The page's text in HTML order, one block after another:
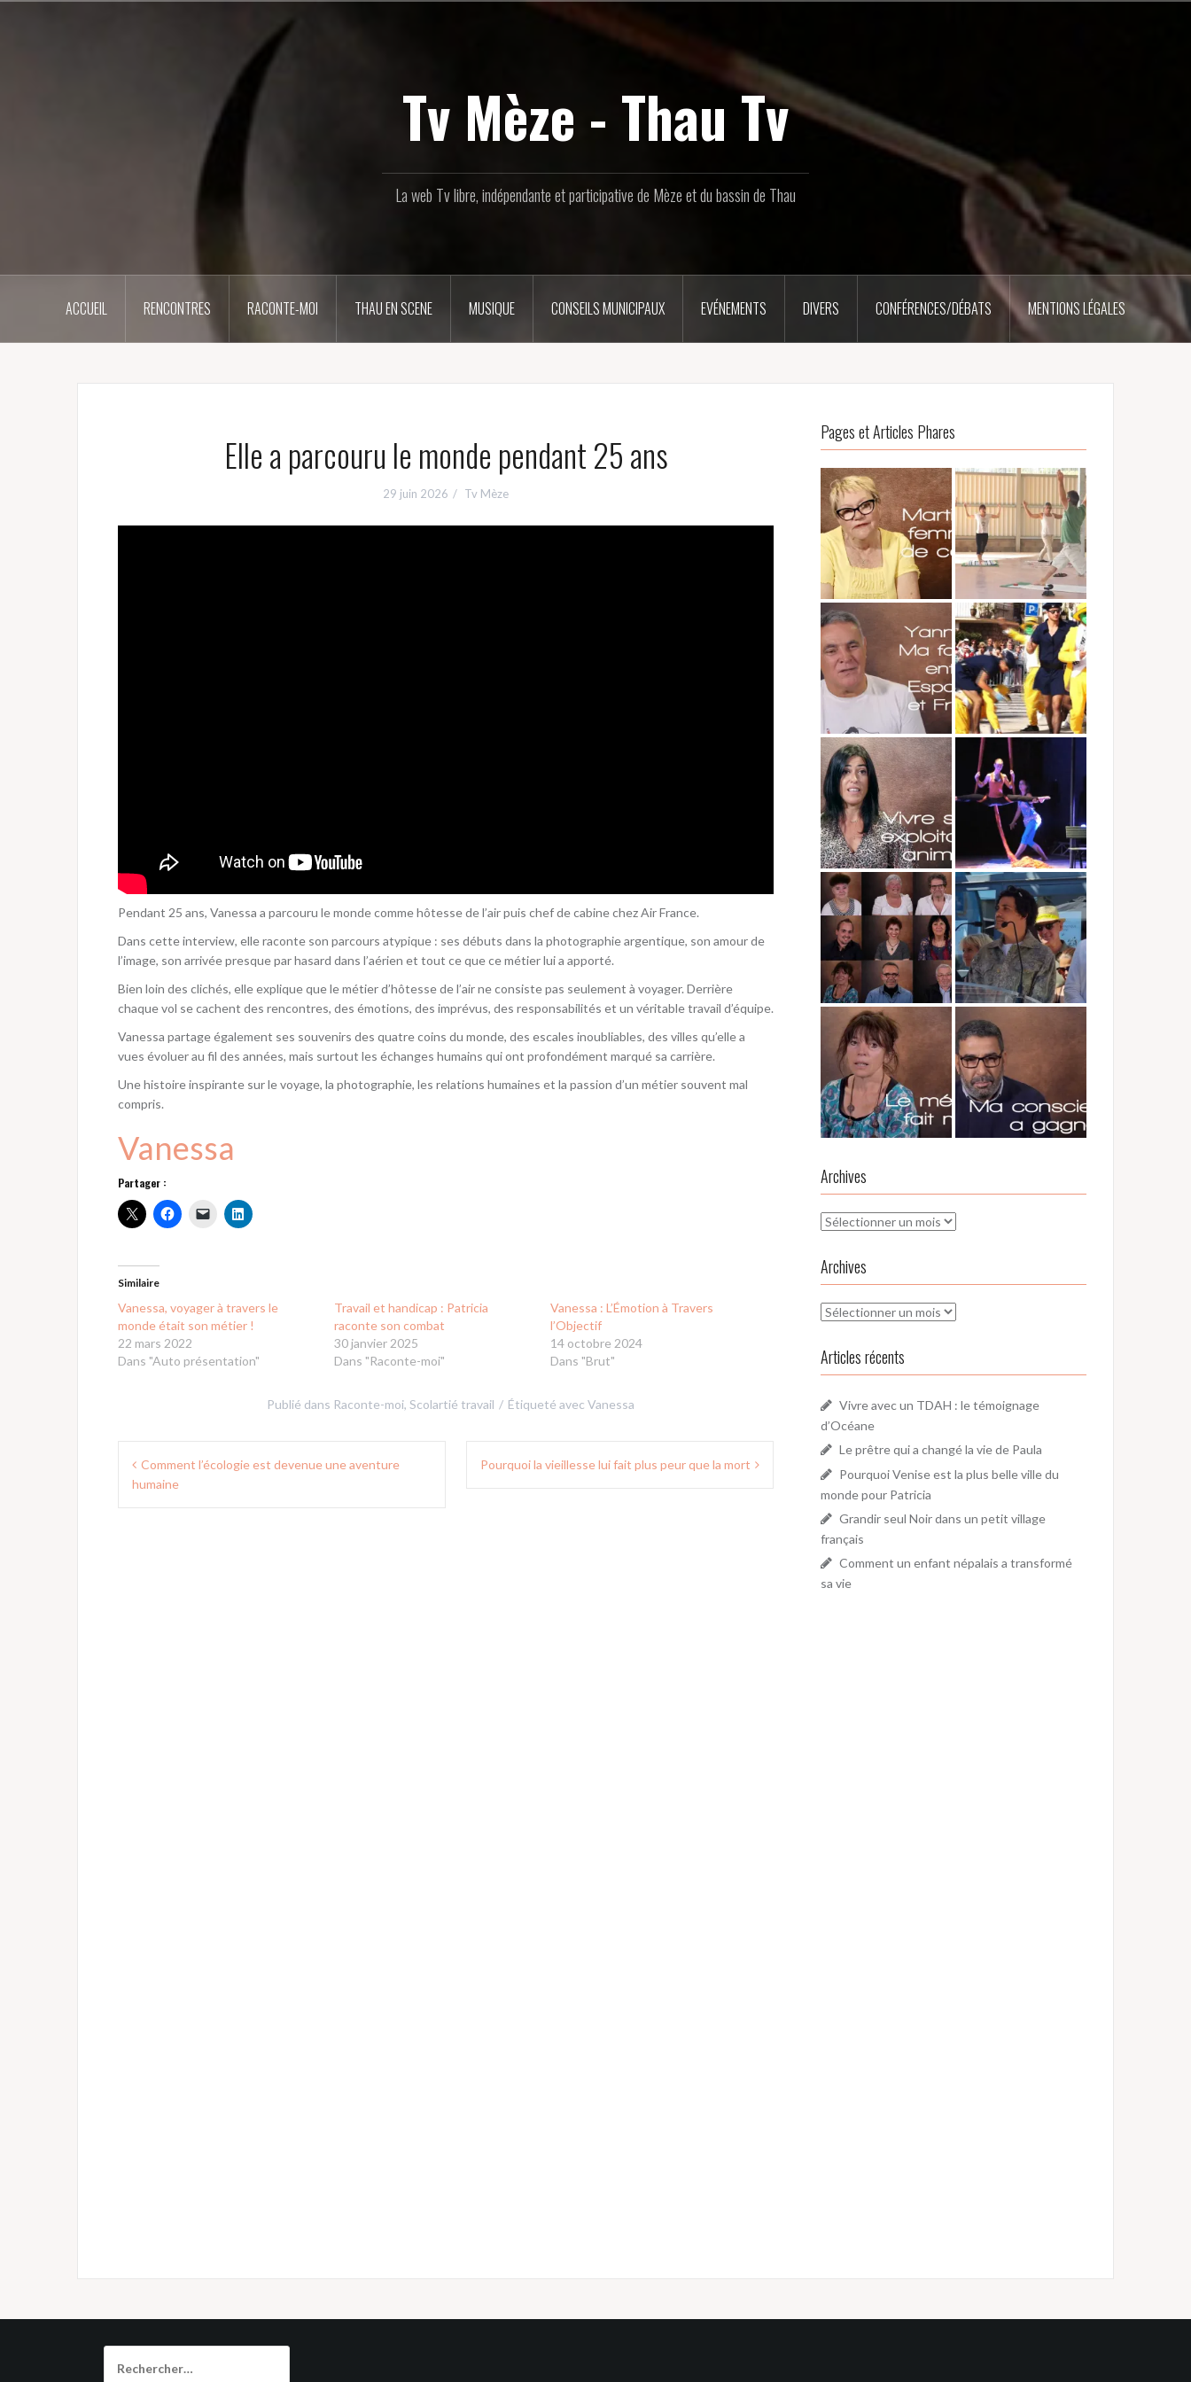
Tv Mèze - Thau Tv
La web Tv libre, indépendante et participative de Mèze et du bassin de Thau
ACCUEIL RENCONTRES RACONTE-MOI THAU EN SCENE MUSIQUE CONSEILS MUNICIPAUX EVÉNEMENTS DIVERS CONFÉRENCES/DÉBATS MENTIONS LÉGALES
Elle a parcouru le monde pendant 25 ans
29 juin 2026 Tv Mèze
Pendant 25 ans, Vanessa a parcouru le monde comme hôtesse de l’air puis chef de cabine chez Air France.
Dans cette interview, elle raconte son parcours atypique : ses débuts dans la photographie argentique, son amour de
l’image, son arrivée presque par hasard dans l’aérien et tout ce que ce métier lui a apporté.
Bien loin des clichés, elle explique que le métier d’hôtesse de l’air ne consiste pas seulement à voyager. Derrière
chaque vol se cachent des rencontres, des émotions, des imprévus, des responsabilités et un véritable travail d’équipe.
Vanessa partage également ses souvenirs des quatre coins du monde, des escales inoubliables, des villes qu’elle a
vues évoluer au fil des années, mais surtout les échanges humains qui ont profondément marqué sa carrière.
Une histoire inspirante sur le voyage, la photographie, les relations humaines et la passion d’un métier souvent mal
compris.
Vanessa
Partager :
Similaire
Vanessa, voyager à travers le
monde était son métier !
22 mars 2022
Dans "Auto présentation"
Travail et handicap : Patricia
raconte son combat
30 janvier 2025
Dans "Raconte-moi"
Vanessa : L’Émotion à Travers
l’Objectif
14 octobre 2024
Dans "Brut"
Publié dans Raconte-moi, Scolartié travail Étiqueté avec Vanessa
Navigation
deComment l’écologie est devenue une aventure
humaine
Pourquoi la vieillesse lui fait plus peur que la mort
Pages et Articles Phares
Archives
Archives
Archives
Archives
Articles récents
Vivre avec un TDAH : le témoignage
d’Océane
Le prêtre qui a changé la vie de Paula
Pourquoi Venise est la plus belle ville du
monde pour Patricia
Grandir seul Noir dans un petit village
français
Comment un enfant népalais a transformé
sa vie